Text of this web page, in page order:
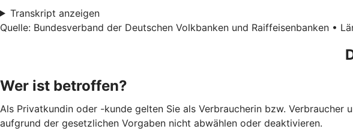
Transkript anzeigen
Quelle: Bundesverband der Deutschen Volkbanken und Raiffeisenbanken •
Wer ist betroffen?
Als Privatkundin oder -kunde gelten Sie als Verbraucherin bzw.
aufgrund der gesetzlichen Vorgaben nicht abwählen oder deaktivieren.